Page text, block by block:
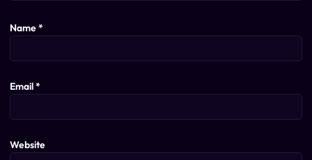
Name*
Email*
Website